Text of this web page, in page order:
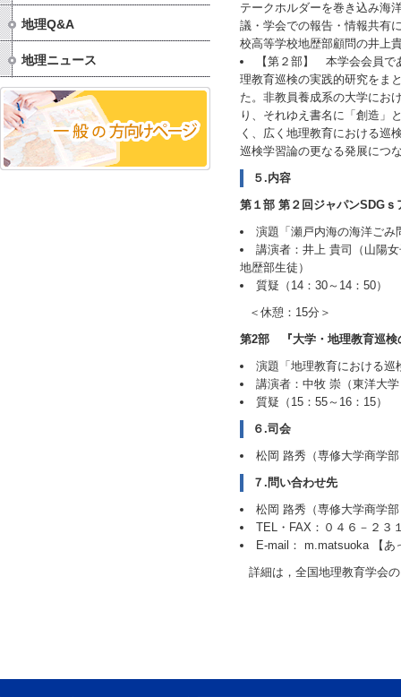
テークホルダーを巻き込み海
議・学会での報告・情報共有
校高等学校地歴部顧問の井上
【第２部】 本学会会員で
理教育巡検の実践的研究をま
た。非教員養成系の大学にお
り、それゆえ書名に「創造」
く、広く地理教育における巡
巡検学習論の更なる発展につ
５.内容
第１部 第２回ジャパンSDG
演題「瀬戸内海の海洋ごみ
講演者：井上 貴司（山陽
地歴部生徒）
質疑（14：30～14：50）
＜休憩：15分＞
第2部 『大学・地理教育巡検
演題「地理教育における巡
講演者：中牧 崇（東洋大
質疑（15：55～16：15）
６.司会
松岡 路秀（専修大学商学
７.問い合わせ先
松岡 路秀（専修大学商学
TEL・FAX：０４６－２３
E-mail： m.matsuoka 【
詳細は，全国地理教育学会
地理Q&A
地理ニュース